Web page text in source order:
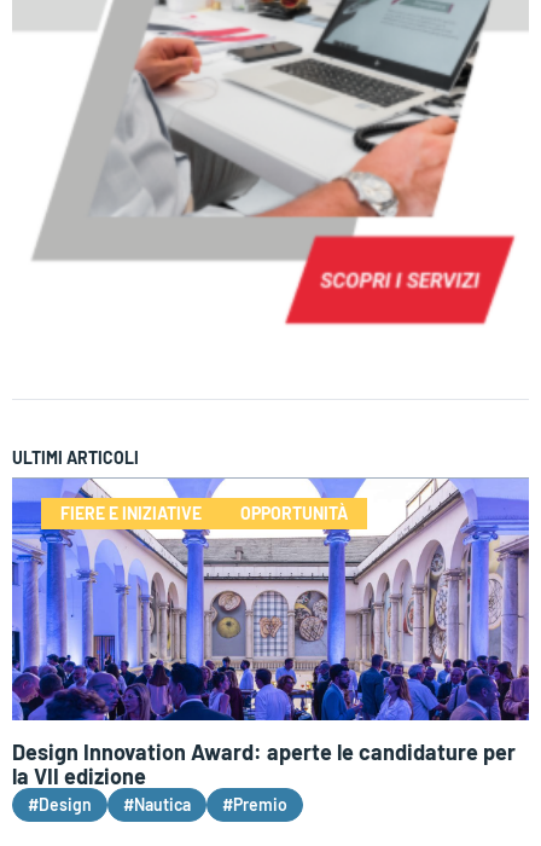
ULTIMI ARTICOLI
FIERE E INIZIATIVE OPPORTUNITÀ
Design Innovation Award: aperte le candidature per
la VII edizione
#Design #Nautica #Premio